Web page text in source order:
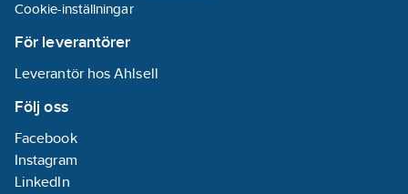
Cookie-inställningar
För leverantörer
Leverantör hos Ahlsell
Följ oss
Facebook
Instagram
LinkedIn